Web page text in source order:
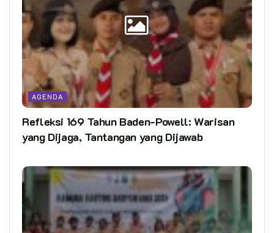
AGENDA
Refleksi 169 Tahun Baden-Powell: Warisan
yang Dijaga, Tantangan yang Dijawab